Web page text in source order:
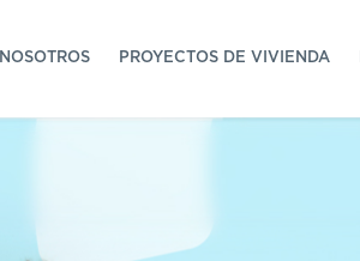
PROYECTOS DE VIVIENDA